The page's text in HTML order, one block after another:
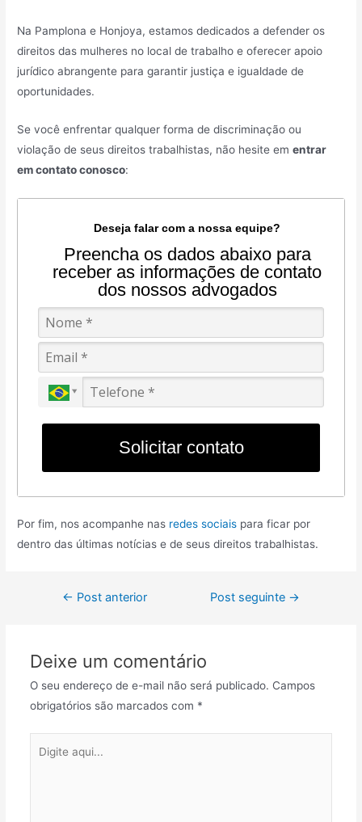
Na Pamplona e Honjoya, estamos dedicados a defender os
direitos das mulheres no local de trabalho e oferecer apoio
jurídico abrangente para garantir justiça e igualdade de
oportunidades.
Se você enfrentar qualquer forma de discriminação ou
violação de seus direitos trabalhistas, não hesite ementrar
em contato conosco:
Deseja falar com a nossa equipe?
Preencha os dados abaixo para
receber as informações de contato
dos nossos advogados
Solicitar contato
Por fim, nos acompanhe nas redes sociais para ficar por
dentro das últimas notícias e de seus direitos trabalhistas.
← Post anterior Post seguinte →
Deixe um comentário
O seu endereço de e-mail não será publicado. Campos
obrigatórios são marcados com *